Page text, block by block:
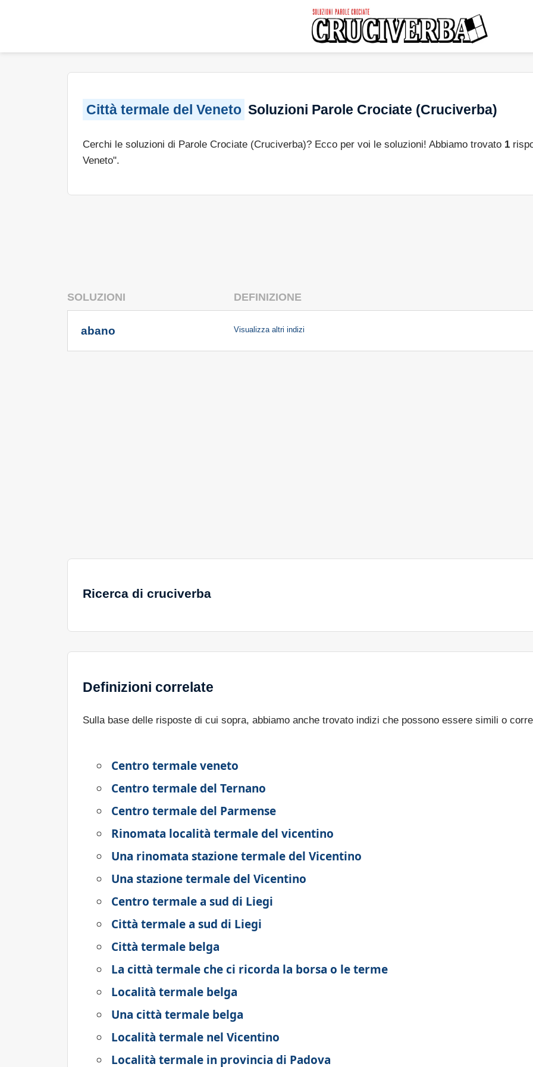
Città termale del Veneto Soluzioni Parole Crociate (Cruciverba)
Cerchi le soluzioni di Parole Crociate (Cruciverba)? Ecco per voi le soluzioni! Abbiamo trovato 1
Veneto".
SOLUZIONI DEFINIZIONE
abano Visualizza altri indizi
Ricerca di cruciverba
Definizioni correlate
Sulla base delle risposte di cui sopra, abbiamo anche trovato indizi che possono essere simili o
Centro termale veneto
Centro termale del Ternano
Centro termale del Parmense
Rinomata località termale del vicentino
Una rinomata stazione termale del Vicentino
Una stazione termale del Vicentino
Centro termale a sud di Liegi
Città termale a sud di Liegi
Città termale belga
La città termale che ci ricorda la borsa o le terme
Località termale belga
Una città termale belga
Località termale nel Vicentino
Località termale in provincia di Padova